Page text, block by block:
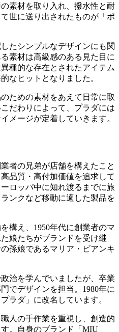
素材を取り入れ、撥水性と耐
世に送り出されたものが「ポ
たシンプルなデザインにも関
素材は高級感のある見た目に
種的な存在とされたアイテム
なヒットとなりました。
ための素材をあえて日常に取
だわりによって、プラダには
メージが定着していきます。
者の兄弟が店舗を構えたこと
品質・高付加価値を追求して
ロッパ中に知れ渡るまでに旅
ンクなど移動に適した製品を
構え、1950年代に創業者のマ
娘たちがブランドを受け継
孫娘であるマリア・ビアンキ
治を学んでいましたが、卒業
でデザインを担当。1980年に
ラダ」に改名しています。
人の手作業を重視し、創造的
。自身のブランド「MIU